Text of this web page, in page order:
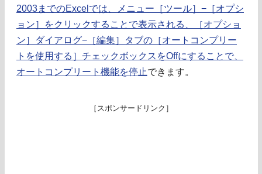
2003までのExcelでは、メニュー［ツール］−［オプシ
ョン］をクリックすることで表示される、［オプショ
ン］ダイアログ−［編集］タブの［オートコンプリー
トを使用する］チェックボックスをOffにすることで、
オートコンプリート機能を停止できます。
［スポンサードリンク］